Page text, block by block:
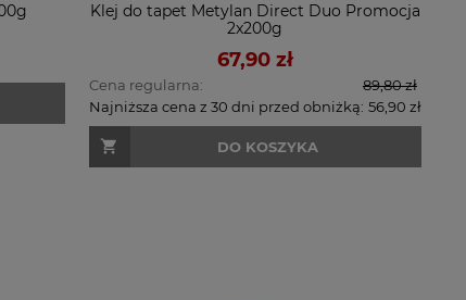
Klej do tapet Metylan Direct Duo Promocja
2x200g
67,90 zł
Cena regularna:
89,80 zł
Najniższa cena z 30 dni przed obniżką: 56,90 zł
DO KOSZYKA